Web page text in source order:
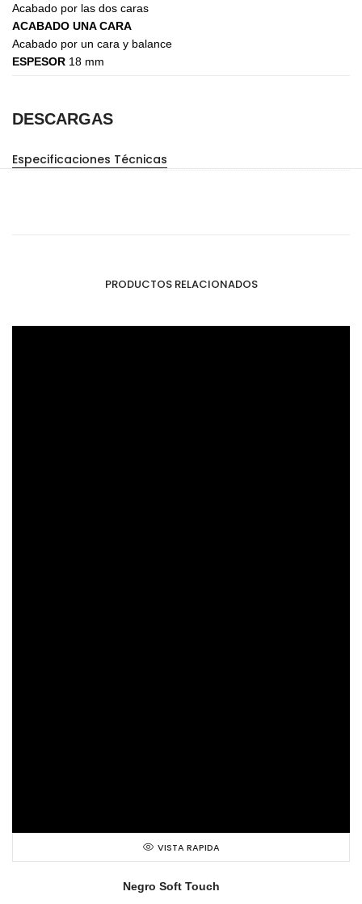
Acabado por las dos caras
ACABADO UNA CARA
Acabado por un cara y balance
ESPESOR 18 mm
DESCARGAS
Especificaciones Técnicas
PRODUCTOS RELACIONADOS
VISTA RAPIDA
Negro Soft Touch